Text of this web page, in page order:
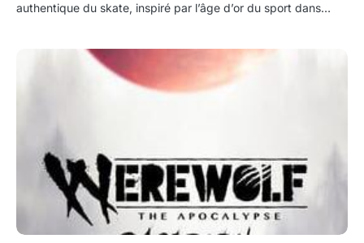
authentique du skate, inspiré par l’âge d’or du sport dans…